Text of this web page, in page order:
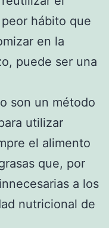
hábito que
en la
puede ser una
son un método
utilizar
el alimento
que, por
a los
nutricional de